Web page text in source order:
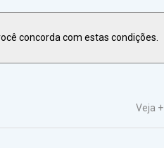
Veja +
concorda com estas condições.